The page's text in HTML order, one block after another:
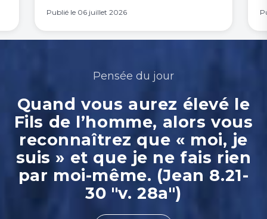
Publié le 06 juillet 2026
Pensée du jour
Quand vous aurez élevé le
Fils de l’homme, alors vous
reconnaîtrez que « moi, je
suis » et que je ne fais rien
par moi-même. (Jean 8.21-
30 "v. 28a")